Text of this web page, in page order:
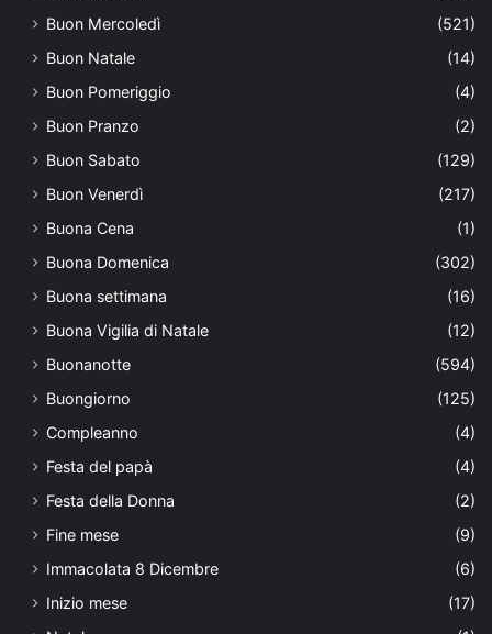
Buon Mercoledì
(521)
Buon Natale
(14)
Buon Pomeriggio
(4)
Buon Pranzo
(2)
Buon Sabato
(129)
Buon Venerdì
(217)
Buona Cena
(1)
Buona Domenica
(302)
Buona settimana
(16)
Buona Vigilia di Natale
(12)
Buonanotte
(594)
Buongiorno
(125)
Compleanno
(4)
Festa del papà
(4)
Festa della Donna
(2)
Fine mese
(9)
Immacolata 8 Dicembre
(6)
Inizio mese
(17)